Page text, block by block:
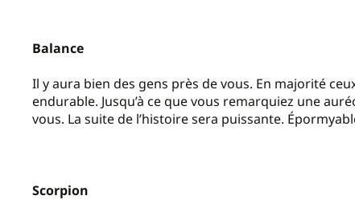
Balance
Il y aura bien des gens près de vous. En majorité
endurable. Jusqu’à ce que vous remarquiez une
vous. La suite de l’histoire sera puissante.
Scorpion